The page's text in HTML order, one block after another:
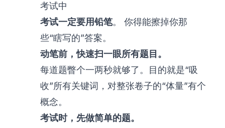
考试中
考试一定要用铅笔。 你得能擦掉你那
些“瞎写的”答案。
动笔前，快速扫一眼所有题目。
每道题瞥个一两秒就够了。目的就是“吸
收”所有关键词，对整张卷子的“体量”有个
概念。
考试时，先做简单的题。